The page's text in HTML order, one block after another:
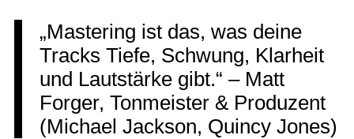
„Mastering ist das, was deine
Tracks Tiefe, Schwung, Klarheit
und Lautstärke gibt.“ – Matt
Forger, Tonmeister & Produzent
(Michael Jackson, Quincy Jones)